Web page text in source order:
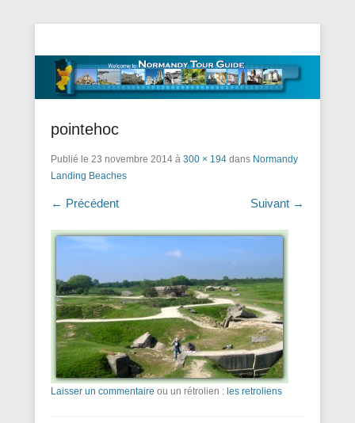
Guided Normandy Tours – Guide
Touristique Normandie
pointehoc
Publié le 23 novembre 2014 à 300 × 194 dans Normandy
Landing Beaches
← Précédent Suivant →
Laisser un commentaire ou un rétrolien : les retroliens